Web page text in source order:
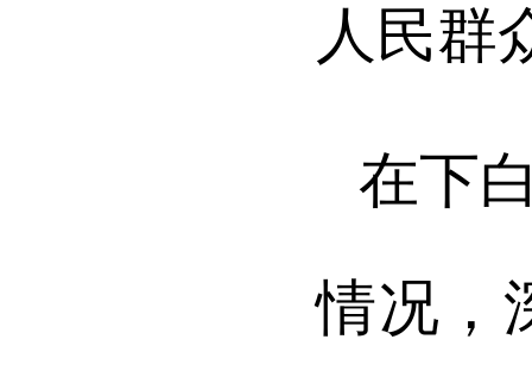
人民群
在下
情况，